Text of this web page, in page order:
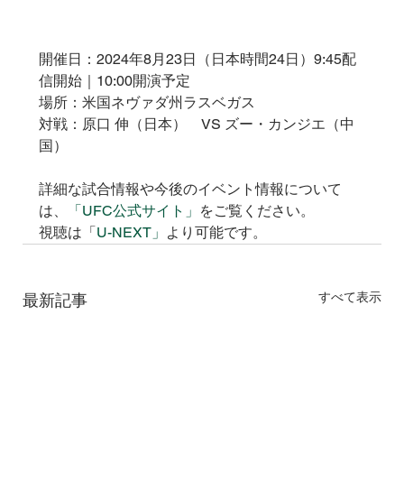
開催日：2024年8月23日（日本時間24日）9:45配
信開始｜10:00開演予定
場所：米国ネヴァダ州ラスベガス
対戦：原口 伸（日本）　VS ズー・カンジエ（中
国）
詳細な試合情報や今後のイベント情報について
は、
「UFC公式サイト」 をご覧ください。
視聴は 「U-NEXT」 より可能です。
最新記事 すべて表示